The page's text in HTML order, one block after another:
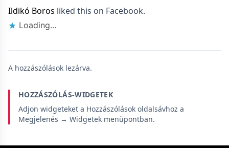
Ildikó Boros liked this on Facebook.
Loading...
A hozzászólások lezárva.
HOZZÁSZÓLÁS-WIDGETEK
Adjon widgeteket a Hozzászólások oldalsávhoz a
Megjelenés → Widgetek menüpontban.